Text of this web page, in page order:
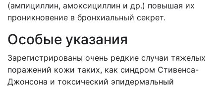
(ампициллин, амоксициллин и др.) повышая их
проникновение в бронхиальный секрет.
Особые указания
Зарегистрированы очень редкие случаи тяжелых
поражений кожи таких, как синдром Стивенса-
Джонсона и токсический эпидермальный